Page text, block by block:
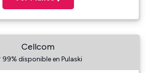
Cellcom
99% disponible en Pulaski